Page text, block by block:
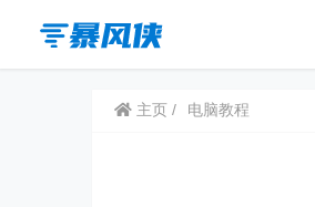
主页 电脑教程